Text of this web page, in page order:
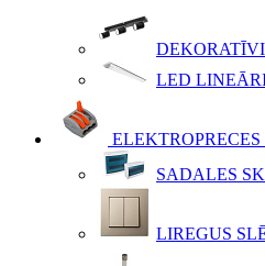
LED
SADALES
LIREGUS